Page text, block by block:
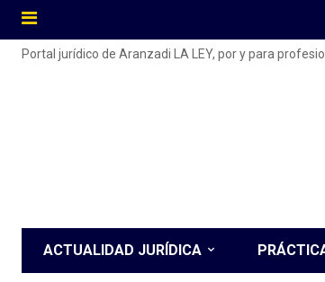
Portal jurídico de Aranzadi LA LEY, por y para
ACTUALIDAD JURÍDICA